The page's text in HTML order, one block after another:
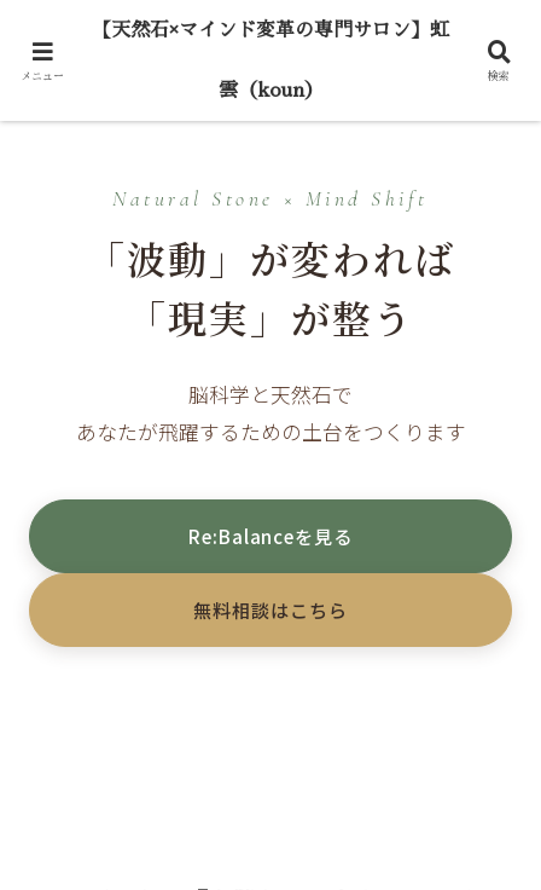
Natural Stone × Mind Shift
「波動」が変われば
「現実」が整う
脳科学と天然石で
あなたが飛躍するための土台をつくります
Re:Balanceを見る
無料相談はこちら
メニュー
【天然石×マインド変革の専門サロン】虹
雲（koun）
検索